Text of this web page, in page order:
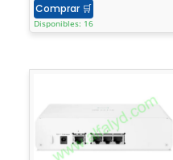
Comprar 🛒
Disponibles: 16